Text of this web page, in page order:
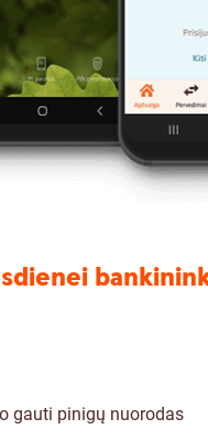
gauti pinigų nuorodas